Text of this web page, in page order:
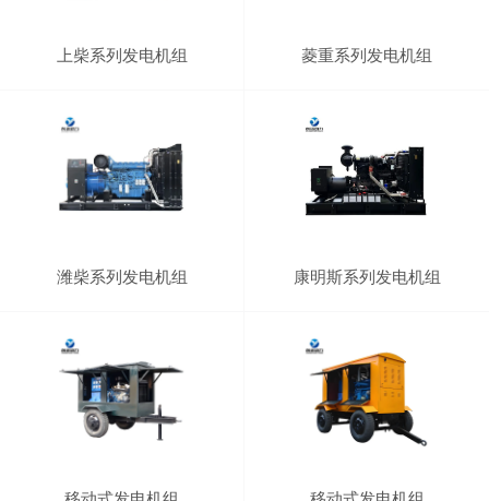
上柴系列发电机组 菱重系列发电机组
潍柴系列发电机组 康明斯系列发电机组